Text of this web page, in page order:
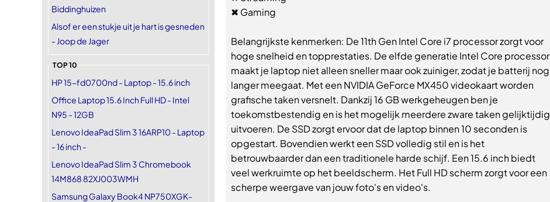
Biddinghuizen
Alsof er een stukje uit je hart is gesneden
- Joop de Jager
TOP 10
HP 15-fd0700nd - Laptop - 15.6 inch
Office Laptop 15.6 Inch Full HD - Intel
N95 - 12GB
Lenovo IdeaPad Slim 3 16ARP10 - Laptop
- 16 inch -
Lenovo IdeaPad Slim 3 Chromebook
14M868 82XJ003WMH
Samsung Galaxy Book4 NP750XGK-
✖ Gaming
Belangrijkste kenmerken: De 11th Gen Intel Core i7 processor zorgt voor
hoge snelheid en topprestaties. De elfde generatie Intel Core processor
maakt je laptop niet alleen sneller maar ook zuiniger, zodat je batterij nog
langer meegaat. Met een NVIDIA GeForce MX450 videokaart worden
grafische taken versnelt. Dankzij 16 GB werkgeheugen ben je
toekomstbestendig en is het mogelijk meerdere zware taken gelijktijdig
uitvoeren. De SSD zorgt ervoor dat de laptop binnen 10 seconden is
opgestart. Bovendien werkt een SSD volledig stil en is het
betrouwbaarder dan een traditionele harde schijf. Een 15.6 inch biedt
veel werkruimte op het beeldscherm. Het Full HD scherm zorgt voor een
scherpe weergave van jouw foto's en video's.